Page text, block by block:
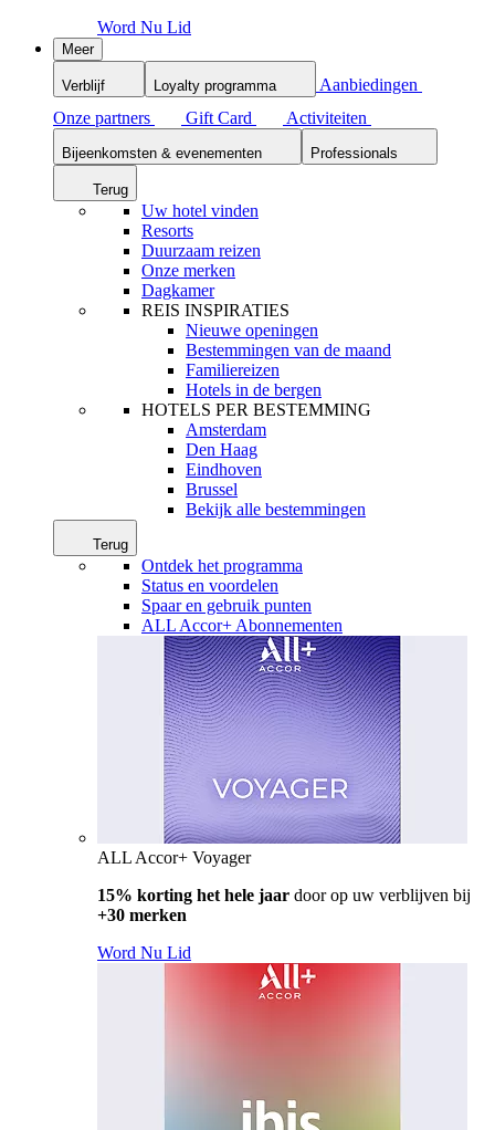
Word Nu Lid
Meer
Verblijf Loyalty programma
Aanbiedingen
Onze partners
Gift Card Activiteiten
Bijeenkomsten & evenementen Professionals
Terug
Uw hotel vinden
Resorts
Duurzaam reizen
Onze merken
Dagkamer
REIS INSPIRATIES
Nieuwe openingen
Bestemmingen van de maand
Familiereizen
Hotels in de bergen
HOTELS PER BESTEMMING
Amsterdam
Den Haag
Eindhoven
Brussel
Bekijk alle bestemmingen
Terug
Ontdek het programma
Status en voordelen
Spaar en gebruik punten
ALL Accor+ Abonnementen
ALL Accor+ Voyager
15% korting het hele jaar door op uw verblijven bij
+30 merken
Word Nu Lid